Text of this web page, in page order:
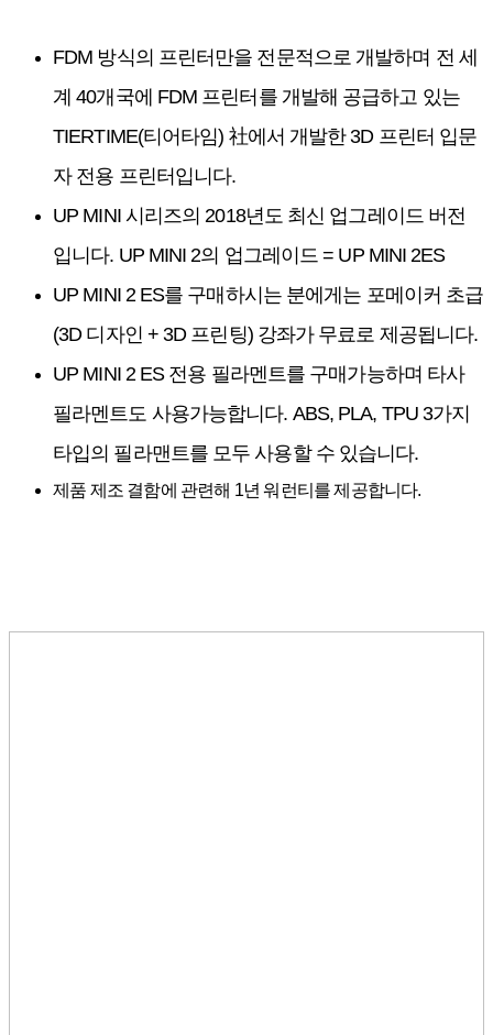
FDM 방식의 프린터만을 전문적으로 개발하며 전 세
계 40개국에 FDM 프린터를 개발해 공급하고 있는
TIERTIME(티어타임) 社에서 개발한 3D 프린터 입문
자 전용 프린터입니다.
UP MINI 시리즈의 2018년도 최신 업그레이드 버전
입니다. UP MINI 2의 업그레이드 = UP MINI 2ES
UP MINI 2 ES를 구매하시는 분에게는 포메이커 초급
(3D 디자인 + 3D 프린팅) 강좌가 무료로 제공됩니다.
UP MINI 2 ES 전용 필라멘트를 구매가능하며 타사
필라멘트도 사용가능합니다. ABS, PLA, TPU 3가지
타입의 필라맨트를 모두 사용할 수 있습니다.
제품 제조 결함에 관련해 1년 워런티를 제공합니다.